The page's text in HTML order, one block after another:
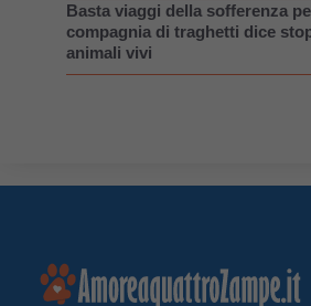
Basta viaggi della sofferenza
compagnia di traghetti dice
animali vivi